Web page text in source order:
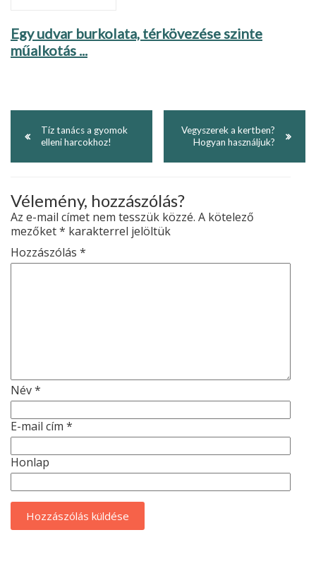
Egy udvar burkolata, térkövezése szinte
műalkotás ...
Tíz tanács a gyomok
elleni harcokhoz!
Vegyszerek a kertben?
Hogyan használjuk?
Vélemény, hozzászólás?
Az e-mail címet nem tesszük közzé. A kötelező
mezőket* karakterrel jelöltük
Hozzászólás *
Név*
E-mail cím *
Honlap